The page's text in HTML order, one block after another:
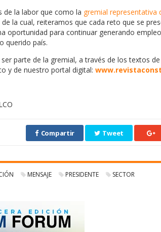
de la labor que como la gremial representativa
la cual, reiteramos que cada reto que se
oportunidad para continuar generando
querido país.
parte de la gremial, a través de los textos de
y de nuestro portal digital:
Compartir Tweet
MENSAJE PRESIDENTE SECTOR